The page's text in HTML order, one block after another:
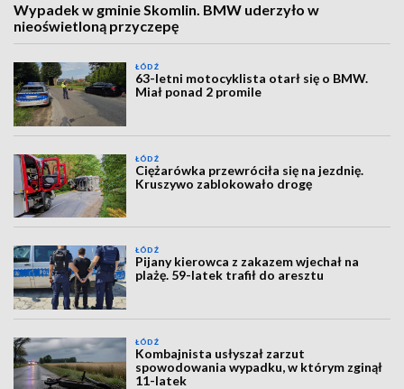
Wypadek w gminie Skomlin. BMW uderzyło w
nieoświetloną przyczepę
ŁÓDŹ
63-letni motocyklista otarł się o BMW.
Miał ponad 2 promile
ŁÓDŹ
Ciężarówka przewróciła się na jezdnię.
Kruszywo zablokowało drogę
ŁÓDŹ
Pijany kierowca z zakazem wjechał na
plażę. 59-latek trafił do aresztu
ŁÓDŹ
Kombajnista usłyszał zarzut
spowodowania wypadku, w którym zginął
11-latek